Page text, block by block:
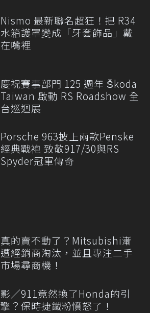
Nismo 最新聯名超狂！把 R34
水箱護罩變成「牙套飾品」戴
在嘴裡
慶祝賽事部門 125 週年 Škoda
Taiwan 啟動 RS Roadshow 全
台巡迴展
Porsche 963披上兩款Penske
經典戰袍 致敬917/30與RS
Spyder冠軍傳奇
真的賣不動了？Mitsubishi漸
遭經銷商淘汰，並且專注二手
市場尋商機！
影／911竟然換了Honda的引
擎？保時捷鐵粉憤怒了！